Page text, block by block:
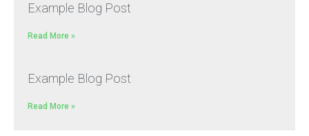
Example Blog Post
Read More »
Example Blog Post
Read More »